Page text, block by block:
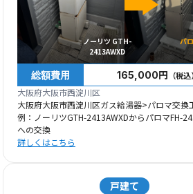
ノーリツ GTH-
2413AWXD
パ
総額費用 165,000円 （税込）
大阪府大阪市西淀川区
大阪府大阪市西淀川区ガス給湯器>パロマ交換
例：ノーリツGTH-2413AWXDからパロマFH-
への交換
詳しくはこちら
戸建て